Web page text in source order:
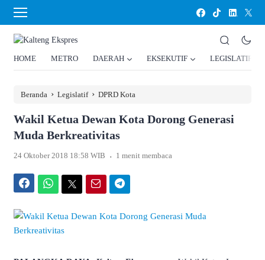
HOME METRO DAERAH EKSEKUTIF LEGISLATIF
Beranda › Legislatif › DPRD Kota
Wakil Ketua Dewan Kota Dorong Generasi
Muda Berkreativitas
24 Oktober 2018 18:58 WIB . 1 menit membaca